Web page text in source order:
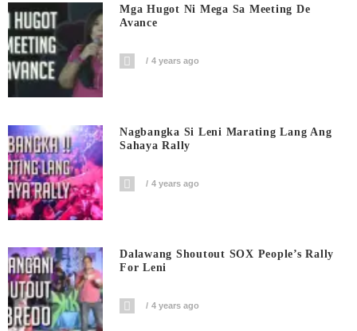
Mga Hugot Ni Mega Sa Meeting De
Avance
4 years ago
Nagbangka Si Leni Marating Lang Ang
Sahaya Rally
4 years ago
Dalawang Shoutout SOX People’s Rally
For Leni
4 years ago